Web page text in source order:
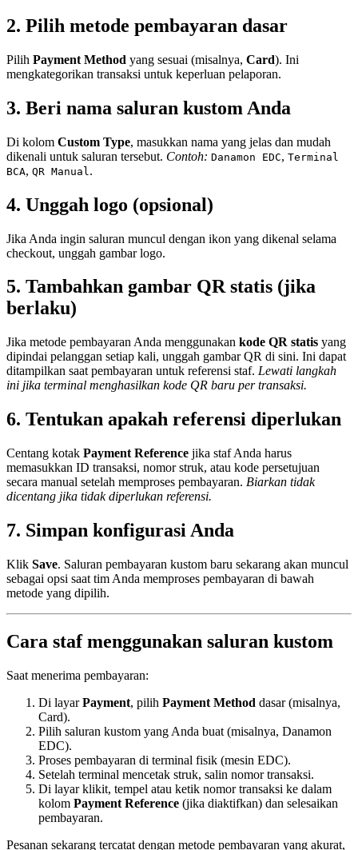
2. Pilih metode pembayaran dasar
Pilih Payment Method yang sesuai (misalnya, Card). Ini
mengkategorikan transaksi untuk keperluan pelaporan.
3. Beri nama saluran kustom Anda
Di kolom Custom Type, masukkan nama yang jelas dan mudah
dikenali untuk saluran tersebut. Contoh: Danamon EDC, Terminal
BCA, QR Manual .
4. Unggah logo (opsional)
Jika Anda ingin saluran muncul dengan ikon yang dikenal selama
checkout, unggah gambar logo.
5. Tambahkan gambar QR statis (jika
berlaku)
Jika metode pembayaran Anda menggunakan kode QR statis yang
dipindai pelanggan setiap kali, unggah gambar QR di sini. Ini dapat
ditampilkan saat pembayaran untuk referensi staf. Lewati langkah
ini jika terminal menghasilkan kode QR baru per transaksi.
6. Tentukan apakah referensi diperlukan
Centang kotak Payment Reference jika staf Anda harus
memasukkan ID transaksi, nomor struk, atau kode persetujuan
secara manual setelah memproses pembayaran. Biarkan tidak
dicentang jika tidak diperlukan referensi.
7. Simpan konfigurasi Anda
Klik Save. Saluran pembayaran kustom baru sekarang akan muncul
sebagai opsi saat tim Anda memproses pembayaran di bawah
metode yang dipilih.
Cara staf menggunakan saluran kustom
Saat menerima pembayaran:
Di layarPayment, pilih Payment Method dasar (misalnya,
Card).
Pilih saluran kustom yang Anda buat (misalnya, Danamon
EDC).
Proses pembayaran di terminal fisik (mesin EDC).
Setelah terminal mencetak struk, salin nomor transaksi.
Di layar klikit, tempel atau ketik nomor transaksi ke dalam
kolom Payment Reference (jika diaktifkan) dan selesaikan
pembayaran.
Pesanan sekarang tercatat dengan metode pembayaran yang akurat,